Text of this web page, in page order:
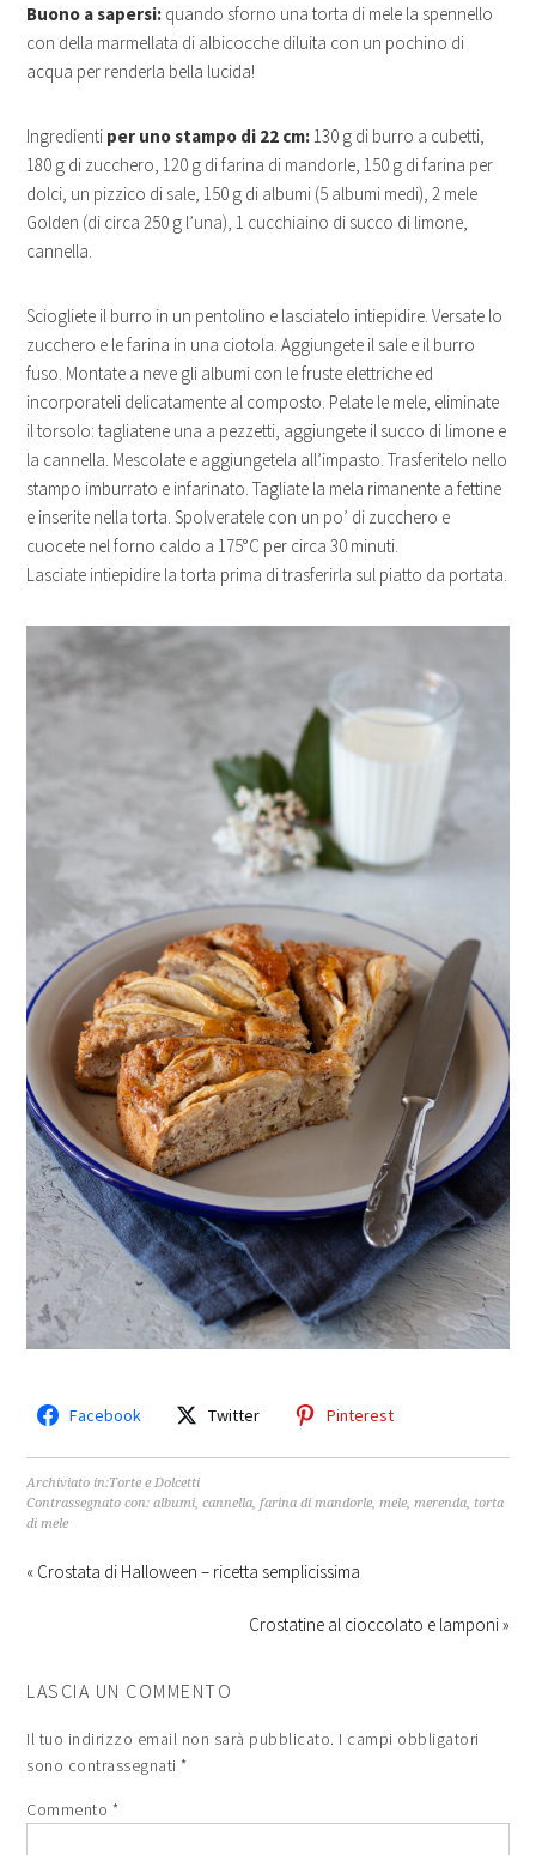
Buono a sapersi: quando sforno una torta di mele la spennello
con della marmellata di albicocche diluita con un pochino di
acqua per renderla bella lucida!
Ingredienti per uno stampo di 22 cm: 130 g di burro a cubetti,
180 g di zucchero, 120 g di farina di mandorle, 150 g di farina per
dolci, un pizzico di sale, 150 g di albumi (5 albumi medi), 2 mele
Golden (di circa 250 g l’una), 1 cucchiaino di succo di limone,
cannella.
Sciogliete il burro in un pentolino e lasciatelo intiepidire. Versate lo
zucchero e le farina in una ciotola. Aggiungete il sale e il burro
fuso. Montate a neve gli albumi con le fruste elettriche ed
incorporateli delicatamente al composto. Pelate le mele, eliminate
il torsolo: tagliatene una a pezzetti, aggiungete il succo di limone e
la cannella. Mescolate e aggiungetela all’impasto. Trasferitelo nello
stampo imburrato e infarinato. Tagliate la mela rimanente a fettine
e inserite nella torta. Spolveratele con un po’ di zucchero e
cuocete nel forno caldo a 175°C per circa 30 minuti.
Lasciate intiepidire la torta prima di trasferirla sul piatto da portata.
Facebook Twitter Pinterest
Archiviato in:Torte e Dolcetti
Contrassegnato con:albumi,cannella,farina di mandorle,mele,merenda, torta
di mele
« Crostata di Halloween – ricetta semplicissima
Crostatine al cioccolato e lamponi »
LASCIA UN COMMENTO
Il tuo indirizzo email non sarà pubblicato. I campi obbligatori
sono contrassegnati*
Commento *